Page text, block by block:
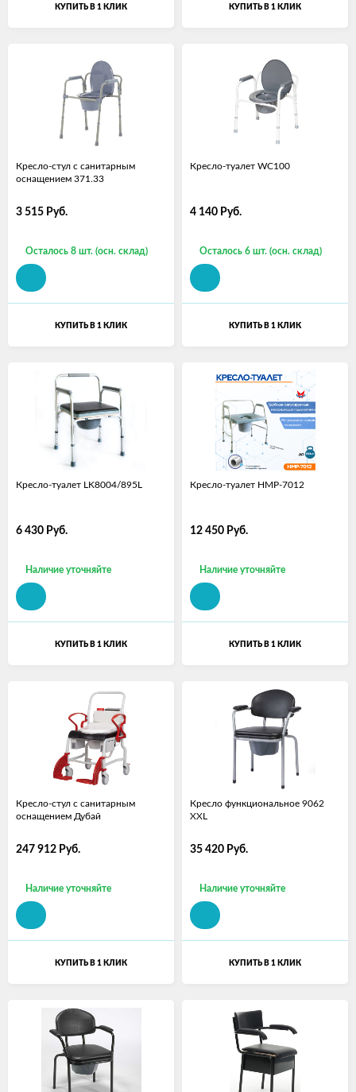
КУПИТЬ В 1 КЛИК КУПИТЬ В 1 КЛИК
Кресло-стул с санитарным
оснащением 371.33
3 515 Руб.
Осталось 8 шт. (осн. склад)
КУПИТЬ В 1 КЛИК
Кресло-туалет WC100
4 140 Руб.
Осталось 6 шт. (осн. склад)
КУПИТЬ В 1 КЛИК
Кресло-туалет LK8004/895L
6 430 Руб.
Наличие уточняйте
КУПИТЬ В 1 КЛИК
Кресло-туалет HMP-7012
12 450 Руб.
Наличие уточняйте
КУПИТЬ В 1 КЛИК
Кресло-стул с санитарным
оснащением Дубай
247 912 Руб.
Наличие уточняйте
КУПИТЬ В 1 КЛИК
Кресло функциональное 9062
XXL
35 420 Руб.
Наличие уточняйте
КУПИТЬ В 1 КЛИК